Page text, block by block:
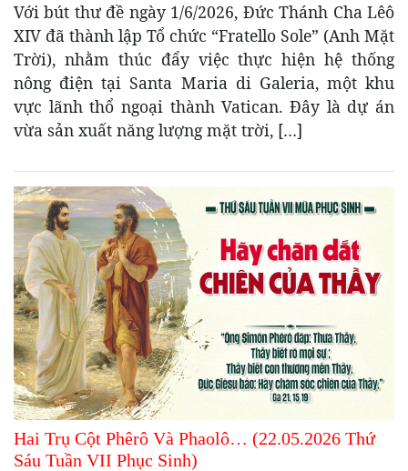
Với bút thư đề ngày 1/6/2026, Đức Thánh Cha Lêô
XIV đã thành lập Tổ chức “Fratello Sole” (Anh Mặt
Trời), nhằm thúc đẩy việc thực hiện hệ thống
nông điện tại Santa Maria di Galeria, một khu
vực lãnh thổ ngoại thành Vatican. Đây là dự án
vừa sản xuất năng lượng mặt trời, […]
Hai Trụ Cột Phêrô Và Phaolô… (22.05.2026 Thứ
Sáu Tuần VII Phục Sinh)